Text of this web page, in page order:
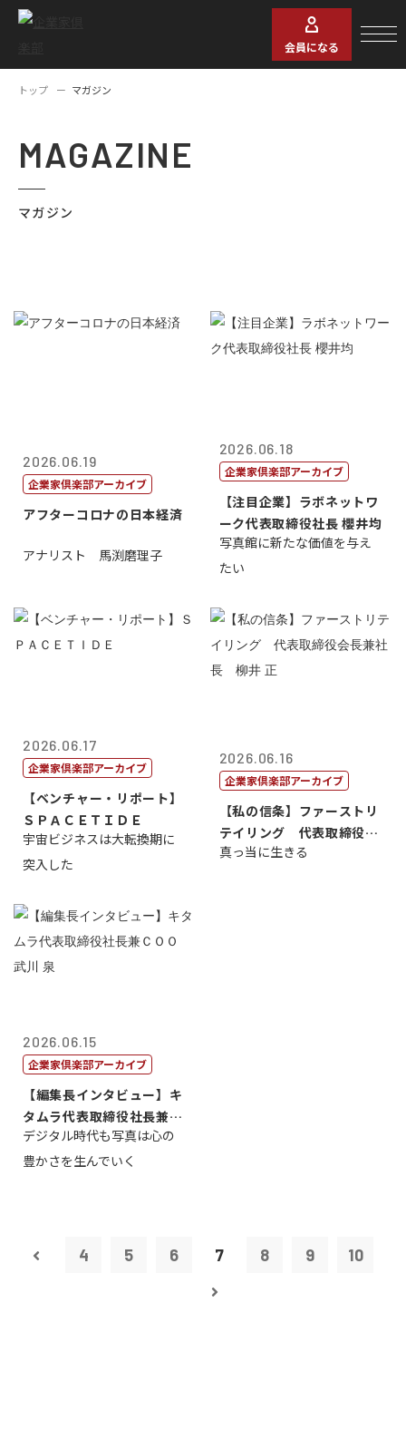
会員になる
トップ マガジン
MAGAZINE
マガジン
2026.06.19
企業家倶楽部アーカイブ
アフターコロナの日本経済
アナリスト 馬渕磨理子
2026.06.18
企業家倶楽部アーカイブ
【注目企業】ラボネットワ
ーク代表取締役社長 櫻井均
写真館に新たな価値を与え
たい
2026.06.17
企業家倶楽部アーカイブ
【ベンチャー・リポート】
ＳＰＡＣＥＴＩＤＥ
宇宙ビジネスは大転換期に
突入した
2026.06.16
企業家倶楽部アーカイブ
【私の信条】ファーストリ
テイリング 代表取締役会
長兼社長 柳...
真っ当に生きる
2026.06.15
企業家倶楽部アーカイブ
【編集長インタビュー】キ
タムラ代表取締役社長兼Ｃ
ＯＯ 武川 ...
デジタル時代も写真は心の
豊かさを生んでいく
4 5 6 7 8 9 10